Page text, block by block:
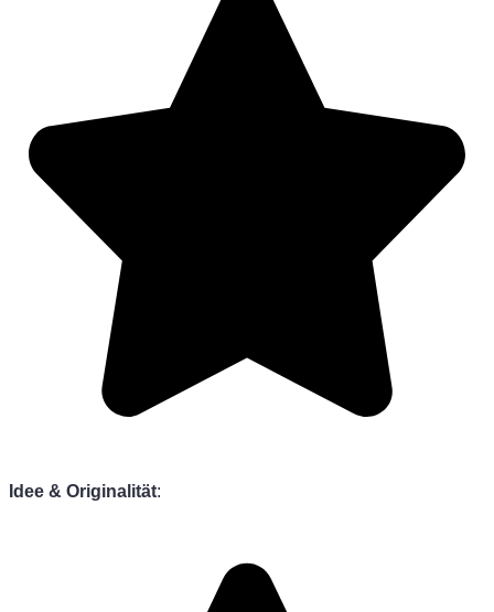
Idee & Originalität: